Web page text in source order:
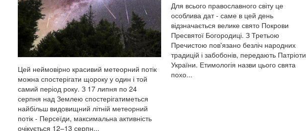
Цей неймовірно красивий метеорний потік
можна спостерігати щороку у один і той
самий період року. З 17 липня по 24
серпня над Землею спостерігатиметься
найбільш видовищний літній метеорний
потік - Персеїди, максимальна активність
очікується 12–13 серпн...
Для всього православного світу це
особлива дат - саме в цей день
відзначається велике свято Покрови
Пресвятої Богородиці. З Третьою
Пречистою пов'язано безліч народних
традицій і забобонів, передають Патріоти
України. Етимологія назви цього свята
похо...